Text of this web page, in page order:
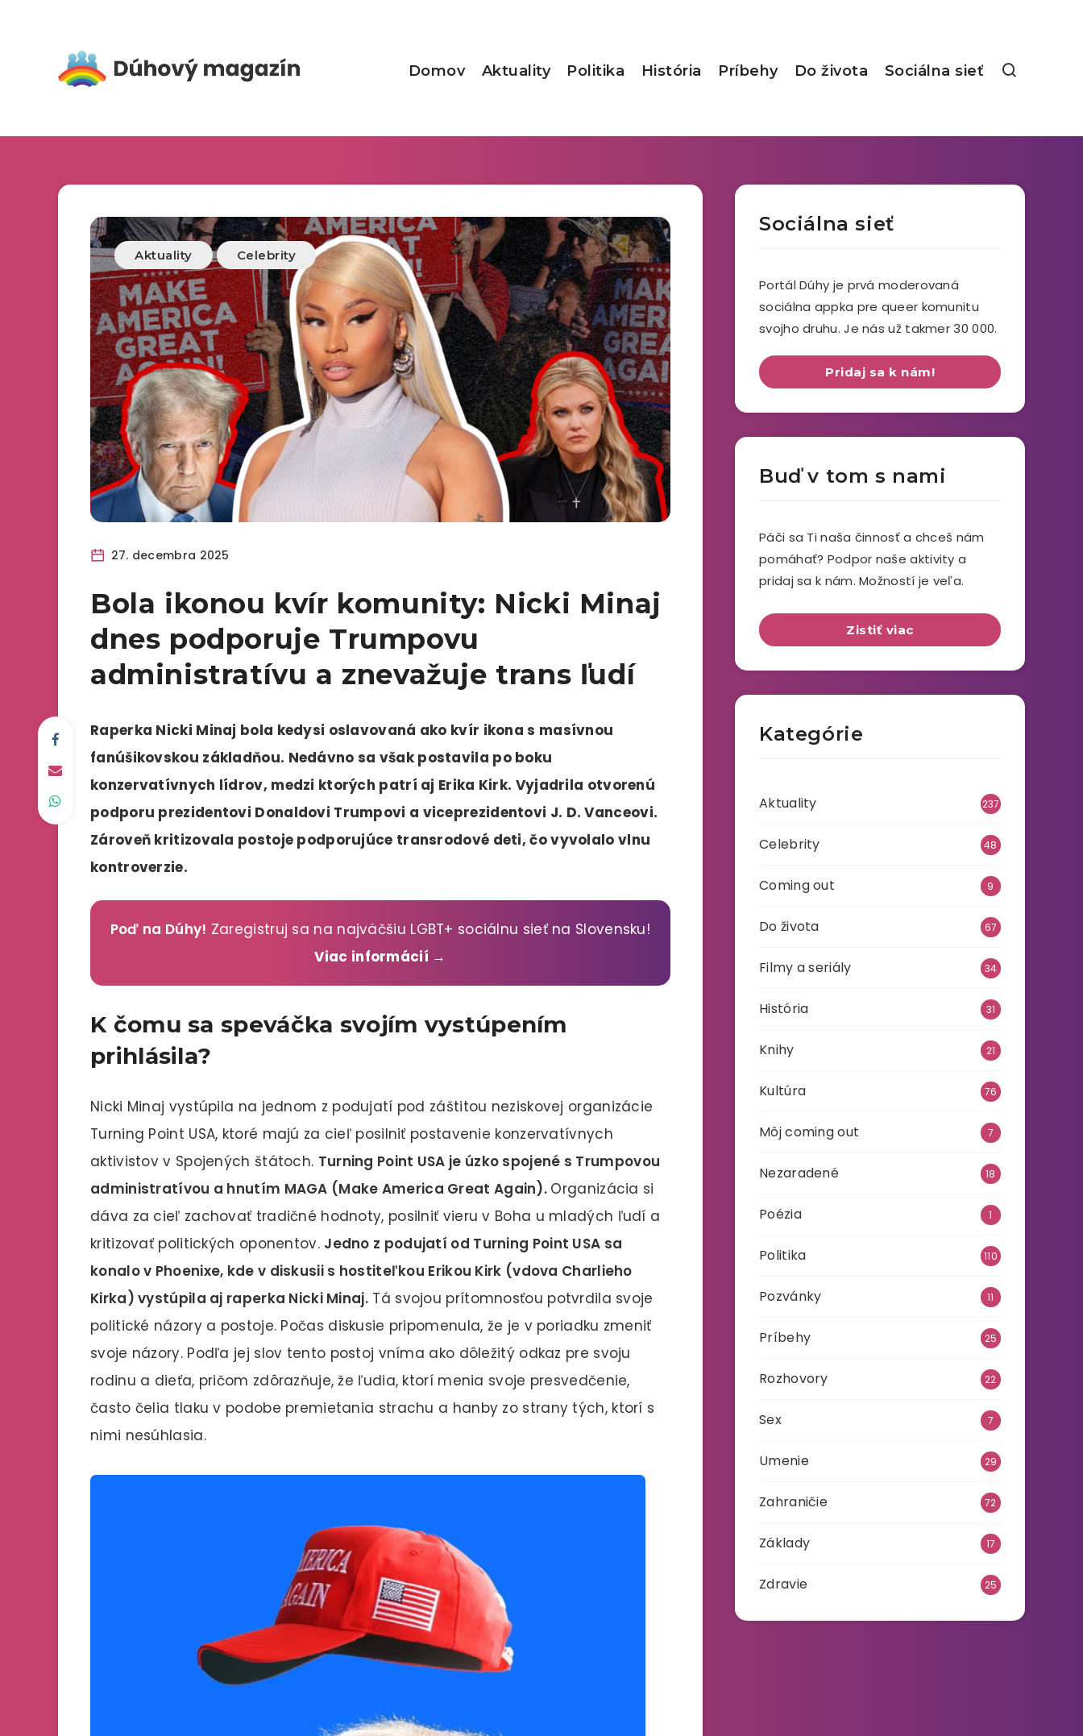
Domov Aktuality Politika História Príbehy Do života Sociálna sieť
Aktuality Celebrity
27. decembra 2025
Bola ikonou kvír komunity: Nicki Minaj
dnes podporuje Trumpovu
administratívu a znevažuje trans ľudí
Raperka Nicki Minaj bola kedysi oslavovaná ako kvír ikona s masívnou
fanúšikovskou základňou. Nedávno sa však postavila po boku
konzervatívnych lídrov, medzi ktorých patrí aj Erika Kirk. Vyjadrila otvorenú
podporu prezidentovi Donaldovi Trumpovi a viceprezidentovi J. D. Vanceovi.
Zároveň kritizovala postoje podporujúce transrodové deti, čo vyvolalo vlnu
kontroverzie.
Poď na Dúhy! Zaregistruj sa na najväčšiu LGBT+ sociálnu sieť na Slovensku!
Viac informácií →
K čomu sa speváčka svojím vystúpením
prihlásila?
Nicki Minaj vystúpila na jednom z podujatí pod záštitou neziskovej organizácie
Turning Point USA, ktoré majú za cieľ posilniť postavenie konzervatívnych
aktivistov v Spojených štátoch. Turning Point USA je úzko spojené s Trumpovou
administratívou a hnutím MAGA (Make America Great Again). Organizácia si
dáva za cieľ zachovať tradičné hodnoty, posilniť vieru v Boha u mladých ľudí a
kritizovať politických oponentov. Jedno z podujatí od Turning Point USA sa
konalo v Phoenixe, kde v diskusii s hostiteľkou Erikou Kirk (vdova Charlieho
Kirka) vystúpila aj raperka Nicki Minaj. Tá svojou prítomnosťou potvrdila svoje
politické názory a postoje. Počas diskusie pripomenula, že je v poriadku zmeniť
svoje názory. Podľa jej slov tento postoj vníma ako dôležitý odkaz pre svoju
rodinu a dieťa, pričom zdôrazňuje, že ľudia, ktorí menia svoje presvedčenie,
často čelia tlaku v podobe premietania strachu a hanby zo strany tých, ktorí s
nimi nesúhlasia.
Sociálna sieť
Portál Dúhy je prvá moderovaná
sociálna appka pre queer komunitu
svojho druhu. Je nás už takmer 30 000.
Pridaj sa k nám!
Buď v tom s nami
Páči sa Ti naša činnosť a chceš nám
pomáhať? Podpor naše aktivity a
pridaj sa k nám. Možností je veľa.
Zistiť viac
Kategórie
Aktuality 237
Celebrity 48
Coming out 9
Do života 67
Filmy a seriály 34
História 31
Knihy 21
Kultúra 76
Môj coming out 7
Nezaradené 18
Poézia 1
Politika 110
Pozvánky 11
Príbehy 25
Rozhovory 22
Sex 7
Umenie 29
Zahraničie 72
Základy 17
Zdravie 25